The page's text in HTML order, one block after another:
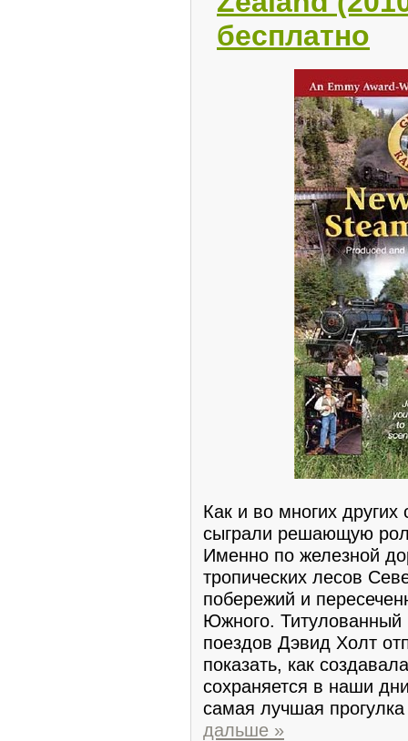
бесплатно
Как и во многих
сыграли решающую
Именно по железной
тропических лесов
побережий и
Южного. Титулованный
поездов Дэвид Холт
показать, как
сохраняется в наши
самая лучшая
дальше »